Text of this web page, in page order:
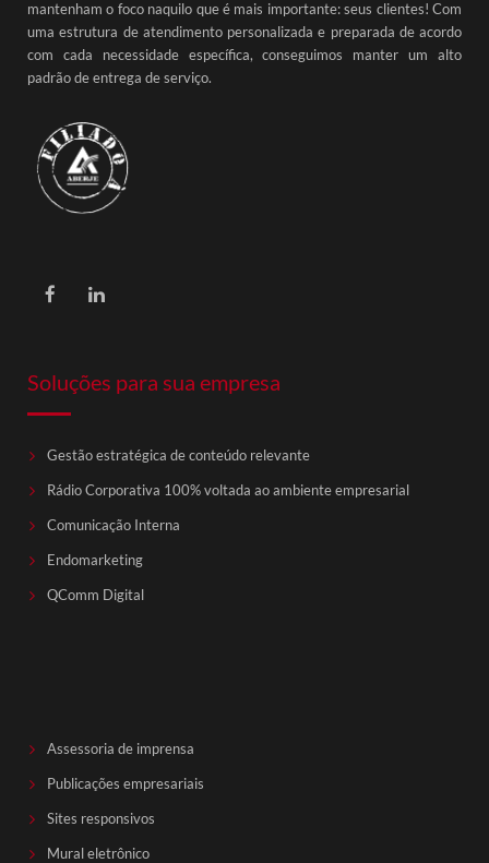
mantenham o foco naquilo que é mais importante: seus clientes! Com
uma estrutura de atendimento personalizada e preparada de acordo
com cada necessidade específica, conseguimos manter um alto
padrão de entrega de serviço.
Soluções para sua empresa
Gestão estratégica de conteúdo relevante
Rádio Corporativa 100% voltada ao ambiente empresarial
Comunicação Interna
Endomarketing
QComm Digital
Assessoria de imprensa
Publicações empresariais
Sites responsivos
Mural eletrônico